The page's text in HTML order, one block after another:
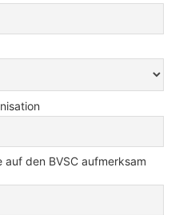
auf den BVSC aufmerksam